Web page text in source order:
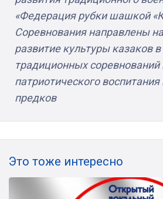
«Федерация рубки шашкой
Соревнования направлены
развитие культуры казаков в
традиционных соревнований
патриотического
предков
Это тоже интересно